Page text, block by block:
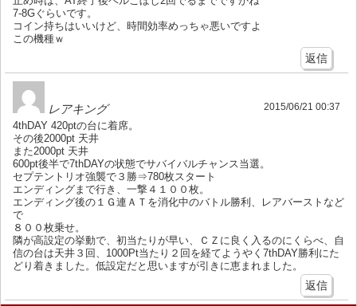
7-8Gぐらいです。
コイン持ちはいいけど、時間効率めっちゃ悪いですよ
この機種ｗ
返信
レアキング 2015/06/21 00:37
4thDAY 420ptの台に着席。
その後2000pt 天井
また2000pt 天井
600pt後半で7thDAYの状態でサバイバルチャンス当選。
セプテントリオ強襲で３勝⇒780枚スタート
エンディングまで行き、一撃４１００枚。
エンディング後の１Ｇ連ＡＴを消化中のバトル勝利、レアバーストなど
で
８００枚乗せ。
隣が高設定の挙動で、初当たりが早い、ＣＺに良く入るのにくらべ、自
信の台は天井３回、1000Pt当たり２回を経てようやく7thDAY勝利にた
どり着きました。低設定だと思いますが引きに恵まれました。
返信